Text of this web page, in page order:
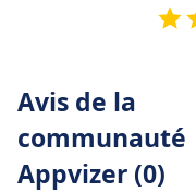
Avis de la
communauté
Appvizer (0)